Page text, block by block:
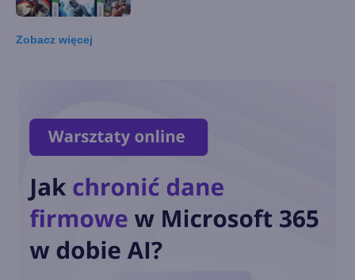
Nie potrzeba będzie Xbox Live
Gold, aby zapisywać save'y w
chmurze na Xbox 360
Xbox 360 z pierwszą od
Zobacz więcej